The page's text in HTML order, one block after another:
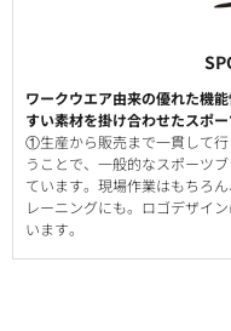
ワークウエア由来の優れた機
すい素材を掛け合わせたスポ
①生産から販売まで一貫して
うことで、一般的なスポーツ
ています。現場作業はもちろ
レーニングにも。ロゴデザイ
います。